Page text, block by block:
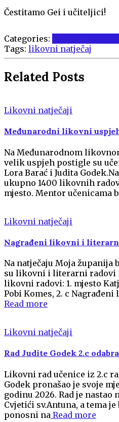
Čestitamo Gei i učiteljici!
Categories:
Tags: likovni natječaj
Related Posts
Likovni natječaji
Međunarodni likovni
Na Međunarodnom
velik uspjeh postigle su
Lora Barać i Judita
ukupno 1400 likovnih
mjesto. Mentor učenicama
Likovni natječaji
Nagrađeni likovni i
Na natječaju Moja županija
su likovni i literarni radovi
likovni radovi: 1. mjesto
Pobi Komes, 2. c
Read more
Likovni natječaji
Rad Judite Godek 2.c
Likovni rad učenice iz 2.c
Godek pronašao je svoje
godinu 2026. Rad je nastao
Cvjetići sv.Antuna, a tema
ponosni na Read more